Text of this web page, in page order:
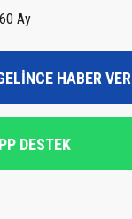
60 Ay
HABER VER
DESTEK